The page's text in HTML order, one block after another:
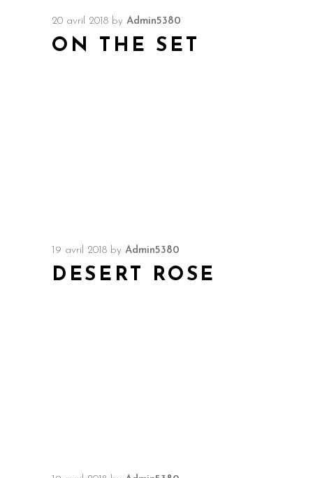
20 avril 2018 by Admin5380
ON THE SET
19 avril 2018 by Admin5380
DESERT ROSE